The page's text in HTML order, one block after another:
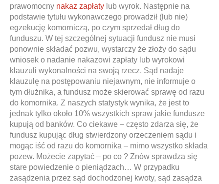
prawomocny nakaz zapłaty lub wyrok. Następnie na
podstawie tytułu wykonawczego prowadził (lub nie)
egzekucję komorniczą, po czym sprzedał dług do
funduszu. W tej szczególnej sytuacji fundusz nie musi
ponownie składać pozwu, wystarczy że złoży do sądu
wniosek o nadanie nakazowi zapłaty lub wyrokowi
klauzuli wykonalności na swoją rzecz. Sąd nadaje
klauzulę na postępowaniu niejawnym, nie informuje o
tym dłużnika, a fundusz może skierować sprawę od razu
do komornika. Z naszych statystyk wynika, że jest to
jednak tylko około 10% wszystkich spraw jakie fundusze
kupują od banków. Co ciekawe – często zdarza się, że
fundusz kupując dług stwierdzony orzeczeniem sądu i
mogąc iść od razu do komornika – mimo wszystko składa
pozew. Możecie zapytać – po co ? Znów sprawdza się
stare powiedzenie o pieniądzach… W przypadku
zasądzenia przez sąd dochodzonej kwoty, sąd zasądza